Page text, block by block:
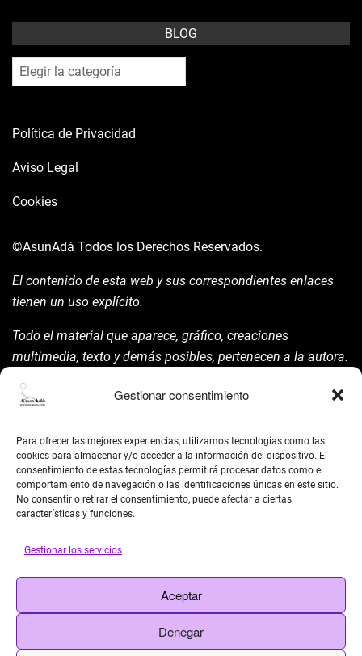
Gestionar consentimiento
Para ofrecer las mejores experiencias, utilizamos tecnologías como las
cookies para almacenar y/o acceder a la información del dispositivo. El
consentimiento de estas tecnologías permitirá procesar datos como el
comportamiento de navegación o las identificaciones únicas en este sitio.
No consentir o retirar el consentimiento, puede afectar a ciertas
características y funciones.
Gestionar los servicios
Aceptar
Denegar
BLOG
blog
Política de Privacidad
Aviso Legal
Cookies
©AsunAdá Todos los Derechos Reservados.
El contenido de esta web y sus correspondientes enlaces
tienen un uso explícito.
Todo el material que aparece, gráfico, creaciones
multimedia, texto y demás posibles, pertenecen a la autora.
la mism para ello.
Siempre habrá de nombrarla y reconocer pues su autoría
©AsunAdá ​Gracias.